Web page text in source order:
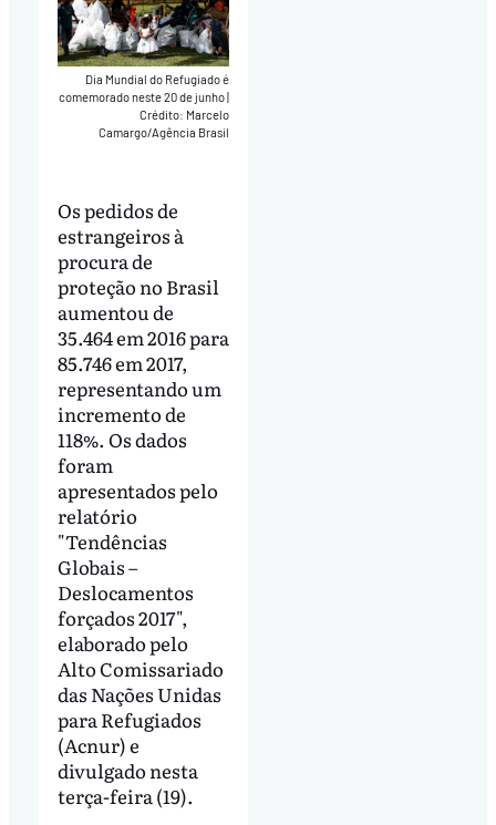
Dia Mundial do Refugiado é
comemorado neste 20 de junho|
Crédito: Marcelo
Camargo/Agência Brasil
Os pedidos de
estrangeiros à
procura de
proteção no Brasil
aumentou de
35.464 em 2016 para
85.746 em 2017,
representando um
incremento de
118%. Os dados
foram
apresentados pelo
relatório
"Tendências
Globais –
Deslocamentos
forçados 2017",
elaborado pelo
Alto Comissariado
das Nações Unidas
para Refugiados
(Acnur) e
divulgado nesta
terça-feira (19).